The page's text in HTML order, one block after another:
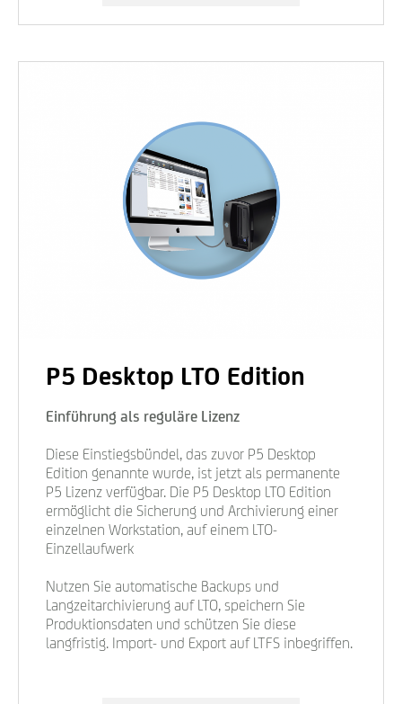
P5 Desktop LTO Edition
Einführung als reguläre Lizenz
Diese Einstiegsbündel, das zuvor P5 Desktop
Edition genannte wurde, ist jetzt als permanente
P5 Lizenz verfügbar. Die P5 Desktop LTO Edition
ermöglicht die Sicherung und Archivierung einer
einzelnen Workstation, auf einem LTO-
Einzellaufwerk
Nutzen Sie automatische Backups und
Langzeitarchivierung auf LTO, speichern Sie
Produktionsdaten und schützen Sie diese
langfristig. Import- und Export auf LTFS inbegriffen.